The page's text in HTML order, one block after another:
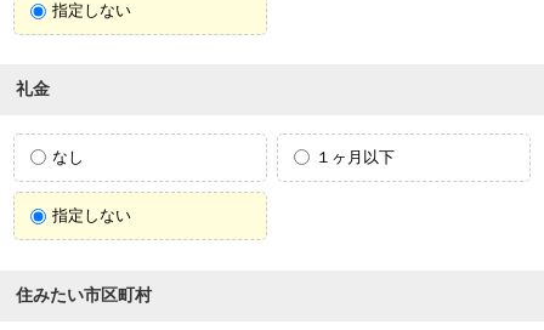
指定しない
礼金
なし １ヶ月以下
指定しない
住みたい市区町村